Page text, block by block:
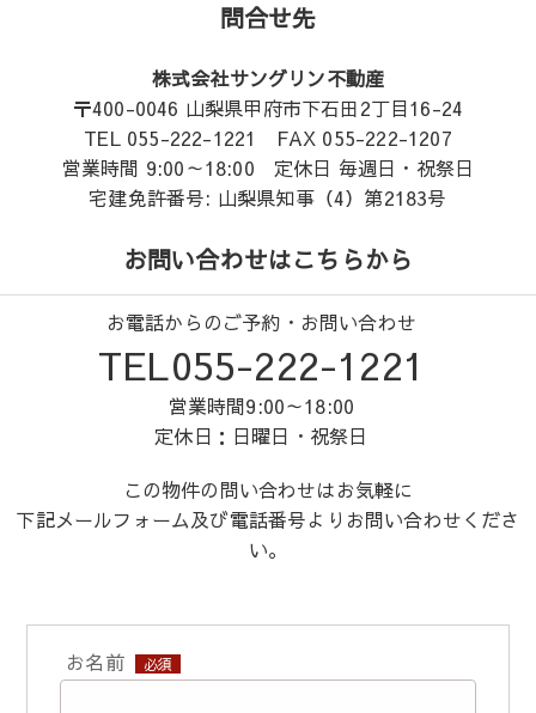
問合せ先
株式会社サングリン不動産
〒400-0046 山梨県甲府市下石田2丁目16-24
TEL 055-222-1221 FAX 055-222-1207
営業時間 9:00～18:00 定休日 毎週日・祝祭日
宅建免許番号: 山梨県知事（4）第2183号
お問い合わせはこちらから
お電話からのご予約・お問い合わせ
TEL055-222-1221
営業時間9:00～18:00
定休日：日曜日・祝祭日
この物件の問い合わせはお気軽に
下記メールフォーム及び電話番号よりお問い合わせくださ
い。
お名前 必須